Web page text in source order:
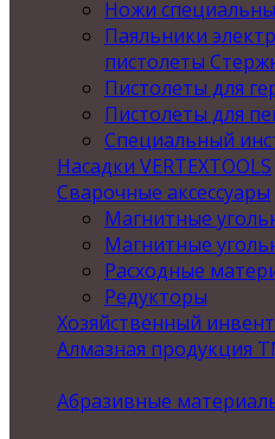
Ножи
Паяльники
пистолеты
Пистолеты для
Пистолеты для
Специальный
Насадки VERTEXTOOLS
Сварочные аксессуары
Магнитные
Магнитные
Расходные
Редукторы
Хозяйственный
Алмазная продукция
Абразивные